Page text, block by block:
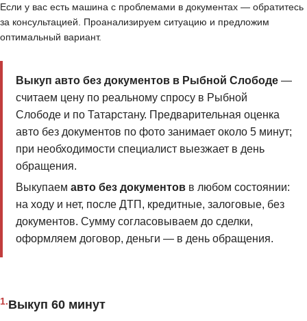
Если у вас есть машина с проблемами в документах — обратитесь
за консультацией. Проанализируем ситуацию и предложим
оптимальный вариант.
Выкуп авто без документов в Рыбной Слободе—
считаем цену по реальному спросу в Рыбной
Слободе и по Татарстану. Предварительная оценка
авто без документов по фото занимает около 5 минут;
при необходимости специалист выезжает в день
обращения.
Выкупаем авто без документовв любом состоянии:
на ходу и нет, после ДТП, кредитные, залоговые, без
документов. Сумму согласовываем до сделки,
оформляем договор, деньги — в день обращения.
1.Выкуп 60 минут